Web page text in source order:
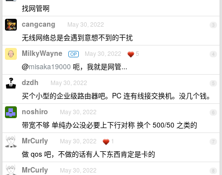
找网管啊
3
cangcang May 30, 2022
无线网络总是会遇到意想不到的干扰
4
MilkyWayne OP May 30, 2022 5
@misaka19000 呃，我就是网管...
5
dzdh May 30, 2022
买个小型的企业级路由器吧。PC 连有线接交换机。没几个钱。
6
noshiro May 30, 2022
带宽不够 单纯办公没必要上下行对称 换个 500/50 之类的
7
MrCurly May 30, 2022 1
做 qos 吧，不做的话有人下东西肯定是卡的
8
MrCurly May 30, 2022